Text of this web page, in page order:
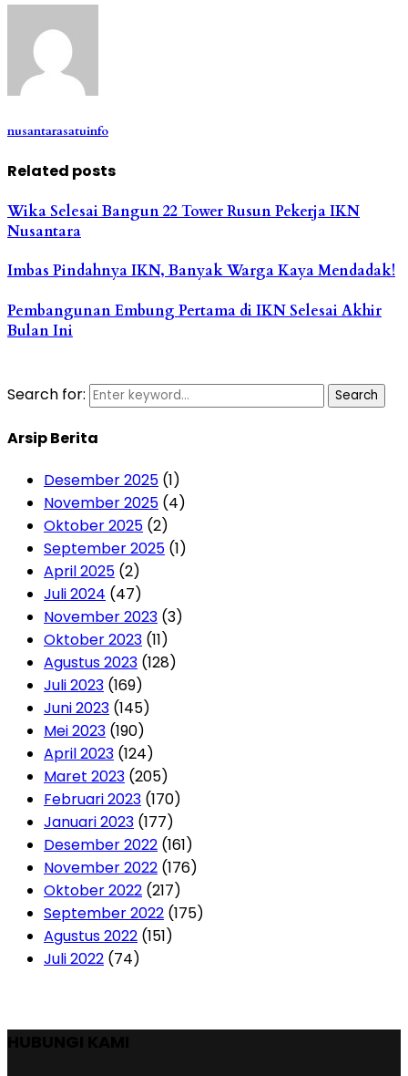
nusantarasatuinfo
Related posts
Wika Selesai Bangun 22 Tower Rusun Pekerja IKN
Nusantara
Imbas Pindahnya IKN, Banyak Warga Kaya Mendadak!
Pembangunan Embung Pertama di IKN Selesai Akhir
Bulan Ini
Search for: Search
Arsip Berita
Desember 2025 (1)
November 2025 (4)
Oktober 2025 (2)
September 2025 (1)
April 2025 (2)
Juli 2024 (47)
November 2023 (3)
Oktober 2023 (11)
Agustus 2023 (128)
Juli 2023 (169)
Juni 2023 (145)
Mei 2023 (190)
April 2023 (124)
Maret 2023 (205)
Februari 2023 (170)
Januari 2023 (177)
Desember 2022 (161)
November 2022 (176)
Oktober 2022 (217)
September 2022 (175)
Agustus 2022 (151)
Juli 2022 (74)